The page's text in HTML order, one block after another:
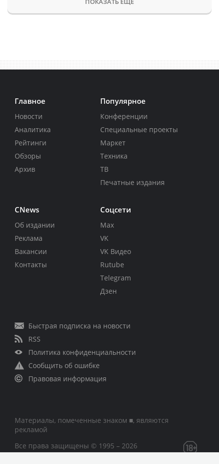
Главное
Новости
Аналитика
Рейтинги
Обзоры
Архив
Популярное
Конференции
Специальные проекты
Маркет
Техника
ТВ
Печатные издания
CNews
Об издании
Реклама
Вакансии
Контакты
Соцсети
Max
VK
VK Видео
Rutube
Telegram
Дзен
Быстрая подписка на новости
RSS
Политика конфиденциальности
Сообщить об ошибке
Правовая информация
Материалы, помеченные знаком ■, являются
рекламой
Все права защищены © 1995 – 2026